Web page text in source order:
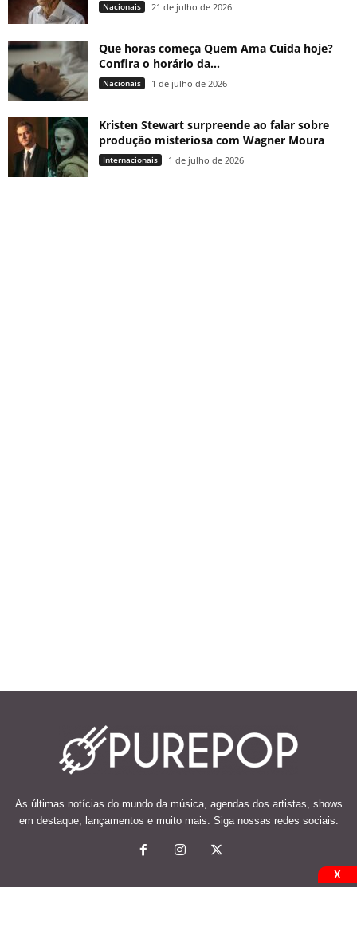
Nacionais 21 de julho de 2026
Que horas começa Quem Ama Cuida hoje?
Confira o horário da...
Nacionais 1 de julho de 2026
Kristen Stewart surpreende ao falar sobre
produção misteriosa com Wagner Moura
Internacionais 1 de julho de 2026
As últimas notícias do mundo da música, agendas dos artistas, shows
em destaque, lançamentos e muito mais. Siga nossas redes sociais.
X